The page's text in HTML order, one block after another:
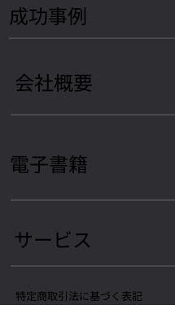
​特定商取引法に基づく表記
​成功事例
会社概要
サービス
電子書籍